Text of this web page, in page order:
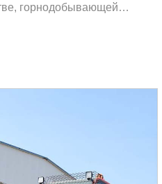
горнодобывающей
для таких задач,
штабелирование и выемка